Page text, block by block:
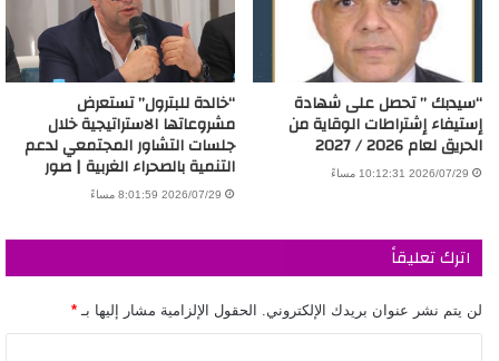
“سيدبك ” تحصل على شهادة
إستيفاء إشتراطات الوقاية من
الحريق لعام 2026 / 2027
2026/07/29 10:12:31 مساءً
“خالدة للبترول” تستعرض
مشروعاتها الاستراتيجية خلال
جلسات التشاور المجتمعي لدعم
التنمية بالصحراء الغربية | صور
2026/07/29 8:01:59 مساءً
اترك تعليقاً
لن يتم نشر عنوان بريدك الإلكتروني. الحقول الإلزامية مشار إليها بـ *